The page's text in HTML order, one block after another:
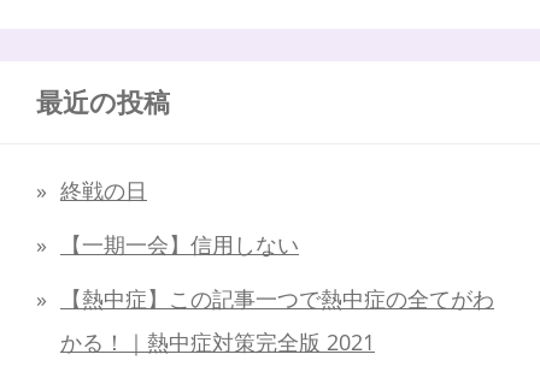
最近の投稿
終戦の日
【一期一会】信用しない
【熱中症】この記事一つで熱中症の全てがわ
かる！｜熱中症対策完全版 2021